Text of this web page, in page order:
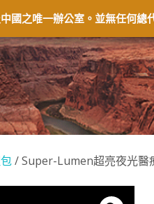
國之唯一辦公室。並無任何總
經銷商 會員中心
/ Super-Lumen超亮夜光醫